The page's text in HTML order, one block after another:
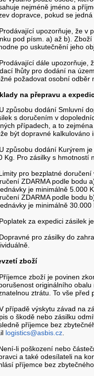
nejméně jméno a
dopravce, pokud se
upozorňuje, že v
pod písm. a) až b).
po uskutečnění jeho
dále upozorňuje,
lhůty pro dodání na
požadovat osobní odběr
na přepravu a
způsobu dodání Smluvní
s doručením v
případech, a to
být dopravné kalkulováno
způsobu dodání Kurýrem
Kg. Pro zásilky s hmotností
pro bezplatné
ZDARMA podle bodu
je minimálně 5.000
ZDARMA podle bodu
je minimálně 30.000
za expedici zásilek
pro zásilky do
zboží
zboží je povinen
originálního
ztrátu. To vše před
případě výskytu závad na
o škodě nebo zásilku
příjemce bez
logistics@asbis.cz
li poškození nebo
a také odesílateli na
příjemce bez